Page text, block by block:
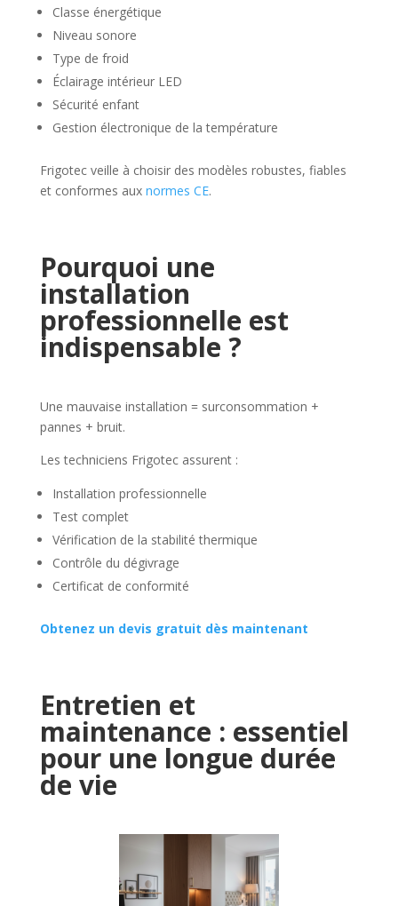
Classe énergétique
Niveau sonore
Type de froid
Éclairage intérieur LED
Sécurité enfant
Gestion électronique de la température
Frigotec veille à choisir des modèles robustes, fiables
et conformes aux normes CE.
Pourquoi une
installation
professionnelle est
indispensable ?
Une mauvaise installation = surconsommation +
pannes + bruit.
Les techniciens Frigotec assurent :
Installation professionnelle
Test complet
Vérification de la stabilité thermique
Contrôle du dégivrage
Certificat de conformité
Obtenez un devis gratuit dès maintenant
Entretien et
maintenance : essentiel
pour une longue durée
de vie